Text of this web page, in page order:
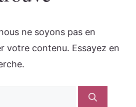
ne soyons pas en
votre contenu. Essayez en